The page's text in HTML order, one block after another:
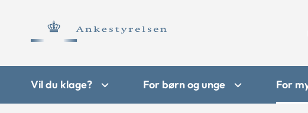
Vil du klage? For børn og unge For